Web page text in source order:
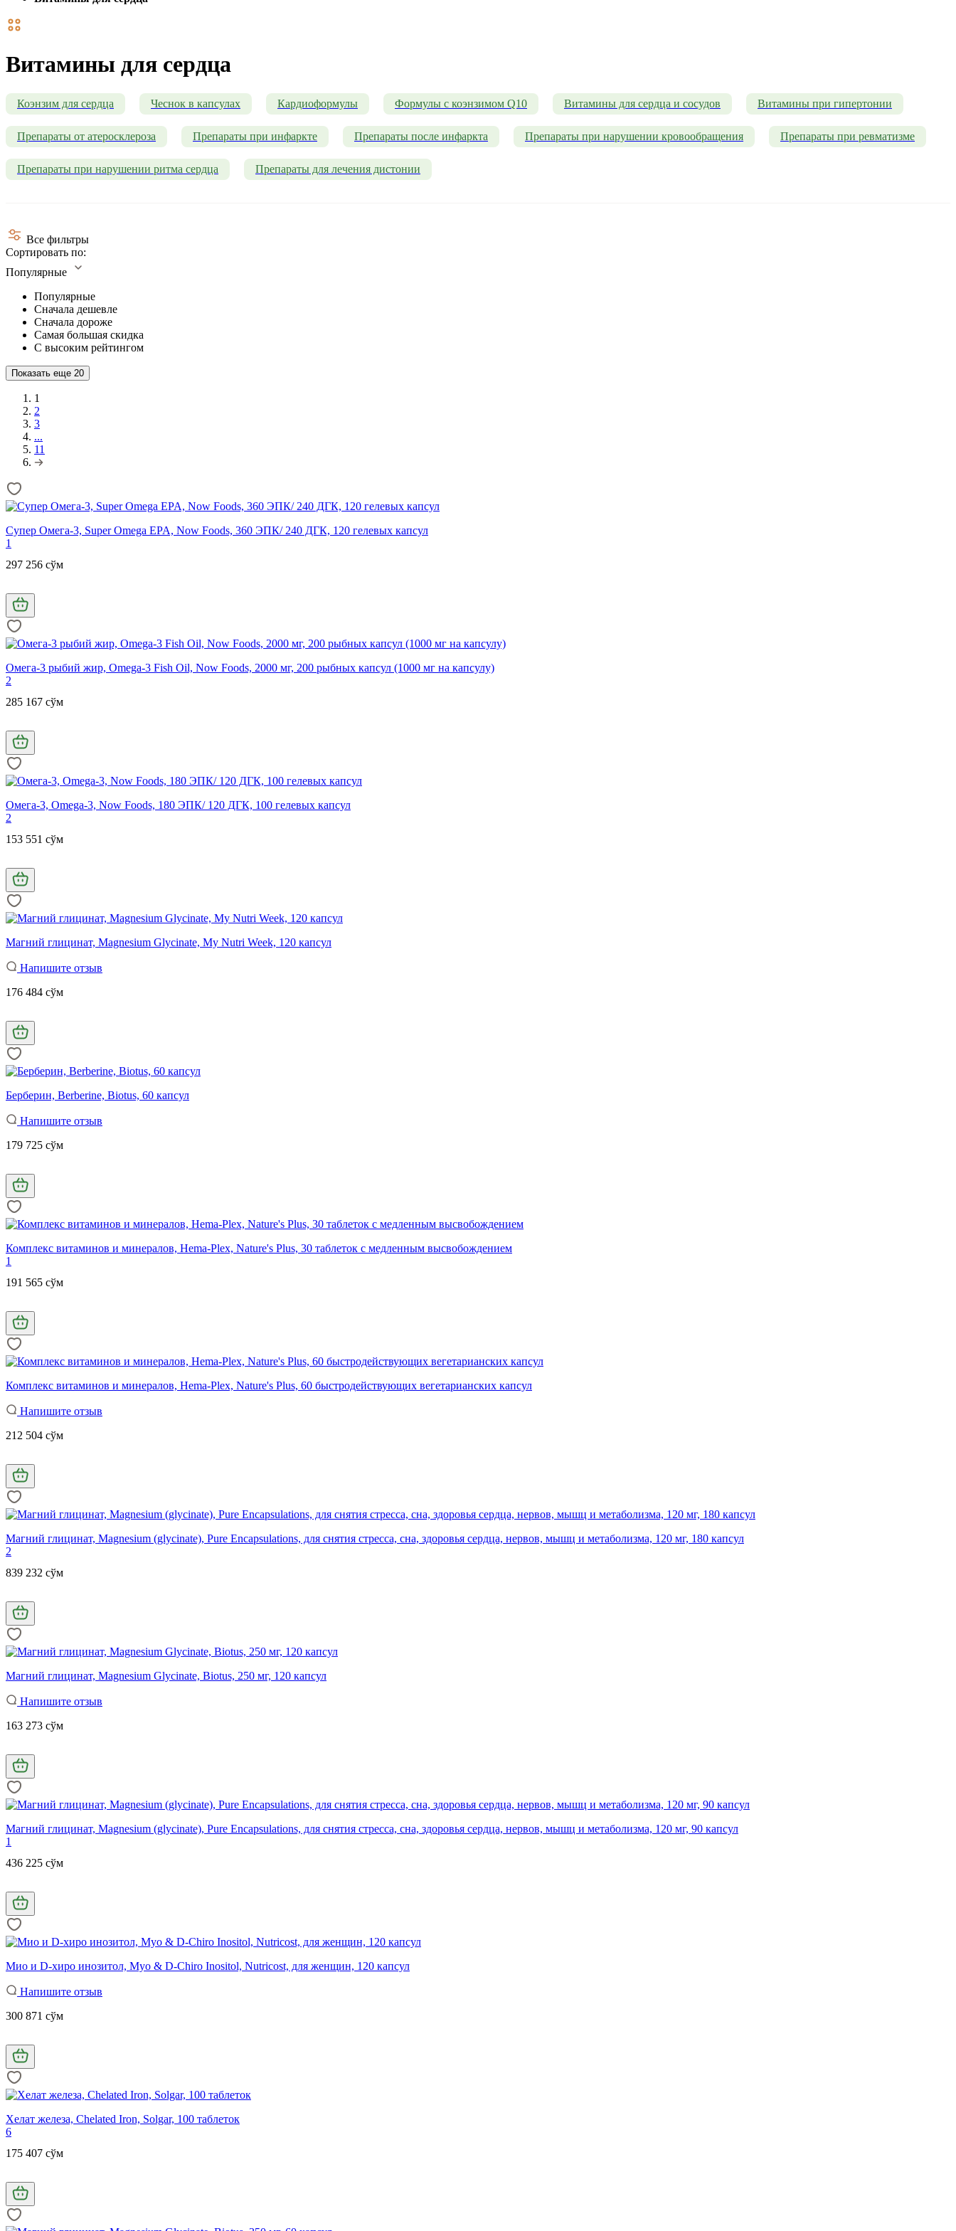
Витамины для сердца
Коэнзим для сердца Чеснок в капсулах Кардиоформулы Формулы с коэнзимом Q10 Витамины для сердца и сосудов Витамины при гипертонии
Препараты от атеросклероза Препараты при инфаркте Препараты после инфаркта Препараты при нарушении кровообращения Препараты при ревматизме
Препараты при нарушении ритма сердца Препараты для лечения дистонии
Все фильтры
Сортировать по:
Популярные
Популярные
Сначала дешевле
Сначала дороже
Самая большая скидка
С высоким рейтингом
Показать еще 20
1
2
3
...
11
Супер Омега-3, Super Omega EPA, Now Foods, 360 ЭПК/ 240 ДГК, 120 гелевых капсул
1
297 256 сўм
Омега-3 рыбий жир, Omega-3 Fish Oil, Now Foods, 2000 мг, 200 рыбных капсул (1000 мг на капсулу)
2
285 167 сўм
Омега-3, Omega-3, Now Foods, 180 ЭПК/ 120 ДГК, 100 гелевых капсул
2
153 551 сўм
Магний глицинат, Magnesium Glycinate, My Nutrі Week, 120 капсул
Напишите отзыв
176 484 сўм
Берберин, Berberine, Biotus, 60 капсул
Напишите отзыв
179 725 сўм
Комплекс витаминов и минералов, Hema-Plex, Nature's Plus, 30 таблеток с медленным высвобождением
1
191 565 сўм
Комплекс витаминов и минералов, Hema-Plex, Nature's Plus, 60 быстродействующих вегетарианских капсул
Напишите отзыв
212 504 сўм
Магний глицинат, Magnesium (glycinate), Pure Encapsulations, для снятия стресса, сна, здоровья сердца, нервов, мышц и метаболизма, 120 мг, 180 капсул
2
839 232 сўм
Магний глицинат, Magnesium Glycinate, Biotus, 250 мг, 120 капсул
Напишите отзыв
163 273 сўм
Магний глицинат, Magnesium (glycinate), Pure Encapsulations, для снятия стресса, сна, здоровья сердца, нервов, мышц и метаболизма, 120 мг, 90 капсул
1
436 225 сўм
Мио и D-хиро инозитол, Myo & D-Chiro Inositol, Nutricost, для женщин, 120 капсул
Напишите отзыв
300 871 сўм
Хелат железа, Chelated Iron, Solgar, 100 таблеток
6
175 407 сўм